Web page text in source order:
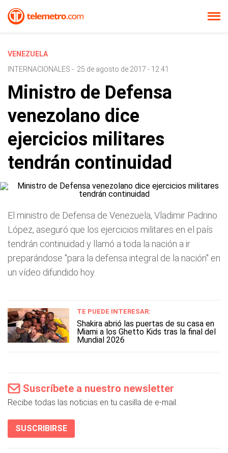
VENEZUELA
INTERNACIONALES - 25 de agosto de 2017 - 12:41
Ministro de Defensa
venezolano dice
ejercicios militares
tendrán continuidad
El ministro de Defensa de Venezuela, Vladimir Padrino
López, aseguró que los ejercicios militares en el país
tendrán continuidad y llamó a toda la nación a ir
preparándose "para la defensa integral de la nación" en
un vídeo difundido hoy.
TE PUEDE INTERESAR:
Shakira abrió las puertas de su casa en
Miami a los Ghetto Kids tras la final del
Mundial 2026
Suscríbete a nuestro newsletter
Recibe todas las noticias en tu casilla de e-mail.
SUSCRIBIRSE